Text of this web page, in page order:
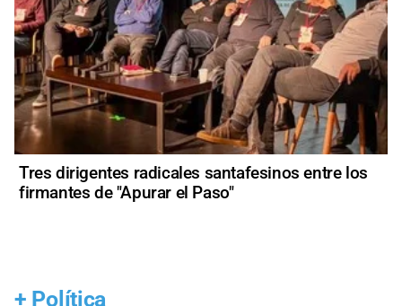
Tres dirigentes radicales santafesinos entre los
firmantes de "Apurar el Paso"
+ Política